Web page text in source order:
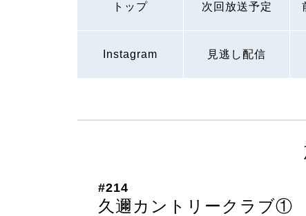
トップ 次回放送予定
Instagram 見逃し配信
#214
久邇カントリークラブ①